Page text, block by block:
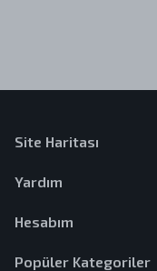
Site Haritası
Yardım
Hesabım
Popüler Kategoriler